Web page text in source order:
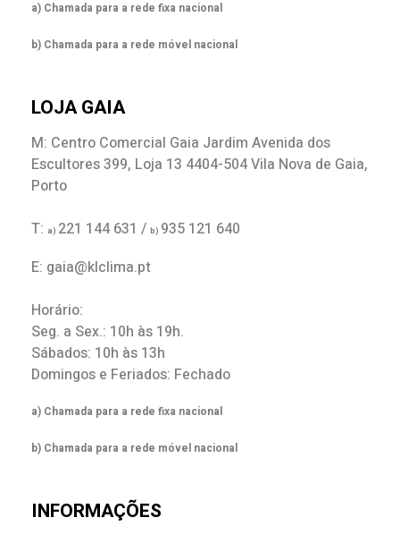
a) Chamada para a rede fixa nacional
b) Chamada para a rede móvel nacional
LOJA GAIA
M: Centro Comercial Gaia Jardim Avenida dos
Escultores 399, Loja 13 4404-504 Vila Nova de Gaia,
Porto
T: a) 221 144 631 / b) 935 121 640
E: gaia@klclima.pt
Horário:
Seg. a Sex.: 10h às 19h.
Sábados: 10h às 13h
Domingos e Feriados: Fechado
a) Chamada para a rede fixa nacional
b) Chamada para a rede móvel nacional
INFORMAÇÕES